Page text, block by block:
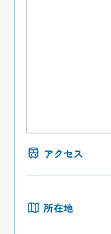
アクセス
所在地